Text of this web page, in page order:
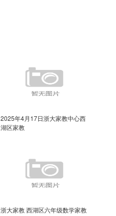
2025年4月17日浙大家教中心西
湖区家教
浙大家教 西湖区六年级数学家教